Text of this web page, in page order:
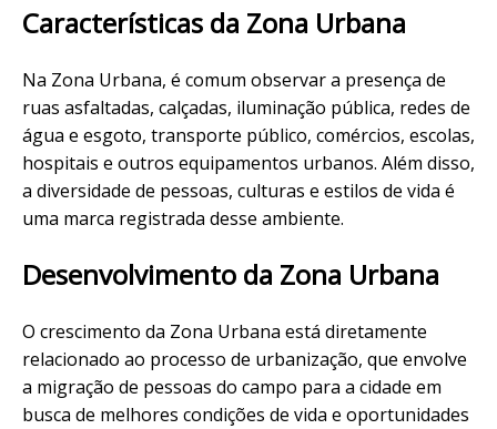
Características da Zona Urbana
Na Zona Urbana, é comum observar a presença de
ruas asfaltadas, calçadas, iluminação pública, redes de
água e esgoto, transporte público, comércios, escolas,
hospitais e outros equipamentos urbanos. Além disso,
a diversidade de pessoas, culturas e estilos de vida é
uma marca registrada desse ambiente.
Desenvolvimento da Zona Urbana
O crescimento da Zona Urbana está diretamente
relacionado ao processo de urbanização, que envolve
a migração de pessoas do campo para a cidade em
busca de melhores condições de vida e oportunidades